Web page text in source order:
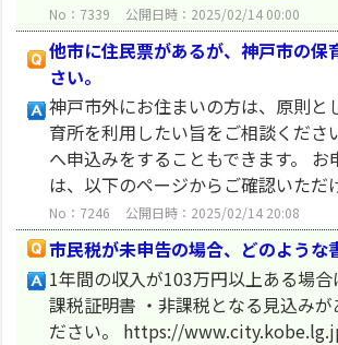
No：7339 公開日時：2025/02/14 00:00
他市に住民票があるが、神戸市の
さい。
神戸市外にお住まいの方は、原則
育所を利用したい旨をご相談くだ
へ申込みをすることもできます。
は、以下のページからご確認いただ
No：7246 公開日時：2025/02/14 20:08
市民税が未申告の場合、どのような
1年間の収入が103万円以上ある場
課税証明書 ・非課税となる見込み
ださい。 https://